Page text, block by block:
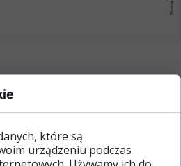
które są
urządzeniu podczas